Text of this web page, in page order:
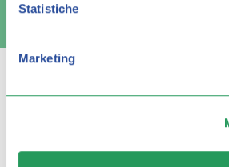
Statistiche
Marketing